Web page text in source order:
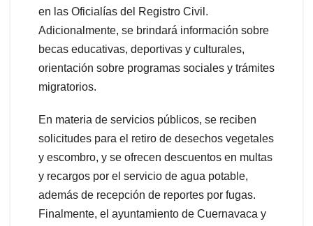
en las Oficialías del Registro Civil.
Adicionalmente, se brindará información sobre
becas educativas, deportivas y culturales,
orientación sobre programas sociales y trámites
migratorios.
En materia de servicios públicos, se reciben
solicitudes para el retiro de desechos vegetales
y escombro, y se ofrecen descuentos en multas
y recargos por el servicio de agua potable,
además de recepción de reportes por fugas.
Finalmente, el ayuntamiento de Cuernavaca y